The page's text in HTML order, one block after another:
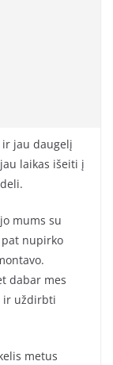
ir jau daugelį
laikas išeiti į
mums su
nupirko
dabar mes
ir uždirbti
metus